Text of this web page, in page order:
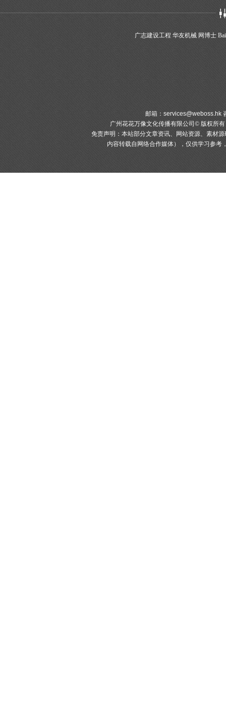
广志建设工程 华友机械 网博士
邮箱： services@weboss.hk
广州花花万像文化传播有限公司© 版权所有
免责声明：本站部分文章资讯、网站资源、素材
内容转载自网络合作媒体），仅供学习参